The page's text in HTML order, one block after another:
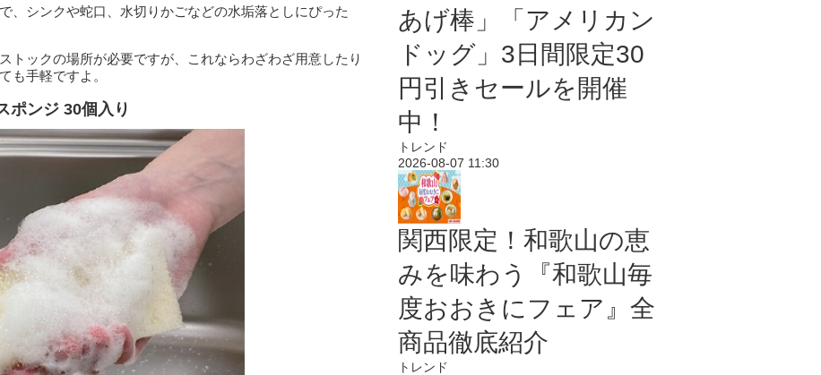
、シンクや蛇口、水切りかごなどの水垢落としにぴった
トックの場所が必要ですが、これならわざわざ用意したり
も手軽ですよ。
ポンジ 30個入り
あげ棒」「アメリカン
ドッグ」3日間限定30
円引きセールを開催
中！
トレンド
2026-08-07 11:30
関西限定！和歌山の恵
みを味わう『和歌山毎
度おおきにフェア』全
商品徹底紹介
トレンド